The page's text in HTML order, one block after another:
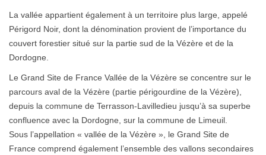
La vallée appartient également à un territoire plus large, appelé
Périgord Noir, dont la dénomination provient de l’importance du
couvert forestier situé sur la partie sud de la Vézère et de la
Dordogne.
Le Grand Site de France Vallée de la Vézère se concentre sur le
parcours aval de la Vézère (partie périgourdine de la Vézère),
depuis la commune de Terrasson-Lavilledieu jusqu’à sa superbe
confluence avec la Dordogne, sur la commune de Limeuil.
Sous l’appellation « vallée de la Vézère », le Grand Site de
France comprend également l’ensemble des vallons secondaires